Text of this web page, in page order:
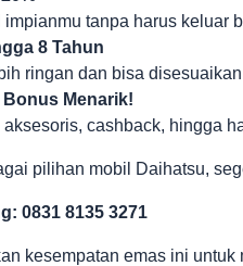
impianmu tanpa harus keluar
8 Tahun
ringan dan bisa
Bonus Menarik!
aksesoris, cashback, hingga
pilihan mobil Daihatsu,
0831 8135 3271
kesempatan emas ini